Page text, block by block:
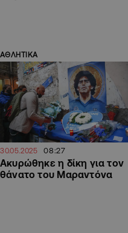
ΑΘΛΗΤΙΚΑ
30.05.2025 08:27
Ακυρώθηκε η δίκη για τον
θάνατο του Μαραντόνα